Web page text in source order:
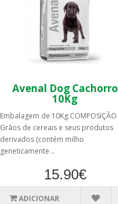
Avenal Dog Cachorro
10Kg
Embalagem de 10Kg.COMPOSIÇÃO
Grãos de cereais e seus produtos
derivados (contém milho
geneticamente ..
15.90€
ADICIONAR